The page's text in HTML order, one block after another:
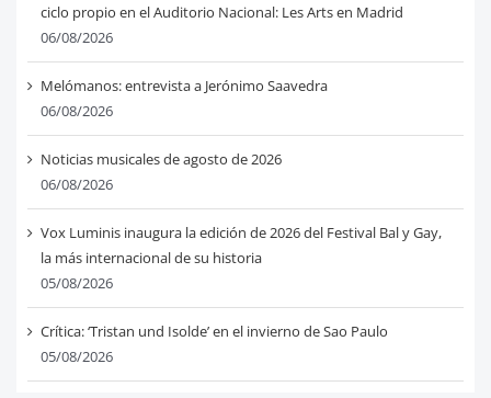
ciclo propio en el Auditorio Nacional: Les Arts en Madrid
06/08/2026
Melómanos: entrevista a Jerónimo Saavedra
06/08/2026
Noticias musicales de agosto de 2026
06/08/2026
Vox Luminis inaugura la edición de 2026 del Festival Bal y Gay,
la más internacional de su historia
05/08/2026
Crítica: ‘Tristan und Isolde’ en el invierno de Sao Paulo
05/08/2026